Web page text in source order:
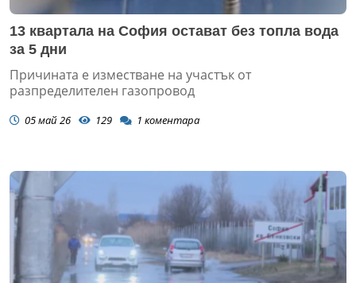
13 квартала на София остават без топла вода
за 5 дни
Причината е изместване на участък от
разпределителен газопровод
05 май 26 129 1 коментара